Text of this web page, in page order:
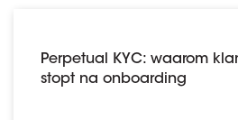
Perpetual KYC: waarom
stopt na onboarding